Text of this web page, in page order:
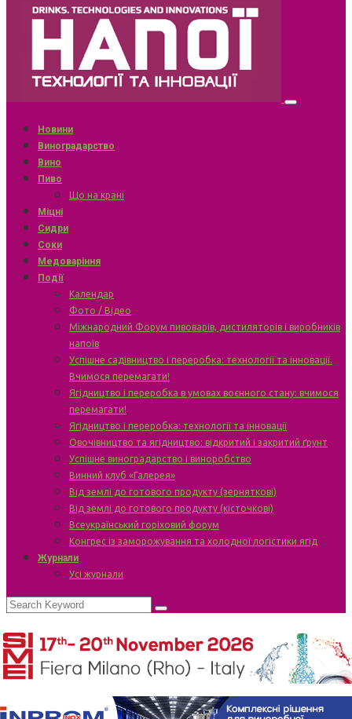
Новини
Виноградарство
Вино
Пиво
Що на крані
Міцні
Сидри
Соки
Медоваріння
Події
Календар
Фото / Відео
Міжнародний Форум пивоварів, дистиляторів і виробників
напоїв
Успішне садівництво і переробка: технології та інновації.
Вчимося перемагати!
Ягідництво і переробка в умовах воєнного стану: вчимося
перемагати!
Ягідництво і переробка: технології та інновації
Овочівництво та ягідництво: відкритий і закритий ґрунт
Успішне виноградарство і виноробство
Винний клуб «Галерея»
Від землі до готового продукту (зерняткові)
Від землі до готового продукту (кісточкові)
Всеукраїнський горіховий форум
Конгрес із заморожування та холодної логістики ягід
Журнали
Усі журнали